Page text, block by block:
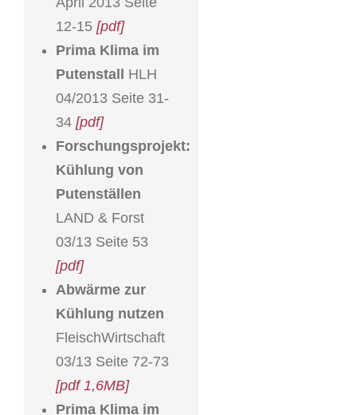
12-15 [pdf]
Prima Klima im
Putenstall HLH
04/2013 Seite 31-
34 [pdf]
Forschungsprojekt:
Kühlung von
Putenställen
LAND & Forst
03/13 Seite 53
[pdf]
Abwärme zur
Kühlung nutzen
FleischWirtschaft
03/13 Seite 72-73
[pdf 1,6MB]
Prima Klima im